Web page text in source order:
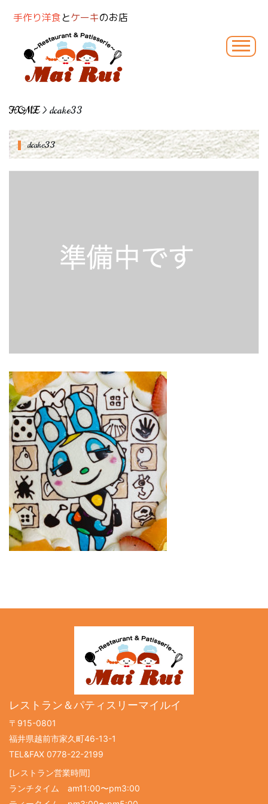
手作り洋食とケーキのお店
HOME> dcake33
dcake33
レストラン＆パティスリーマイルイ
〒915-0801
福井県越前市家久町46-13-1
TEL&FAX 0778-22-2199
[レストラン営業時間]
ランチタイム am11:00〜pm3:00